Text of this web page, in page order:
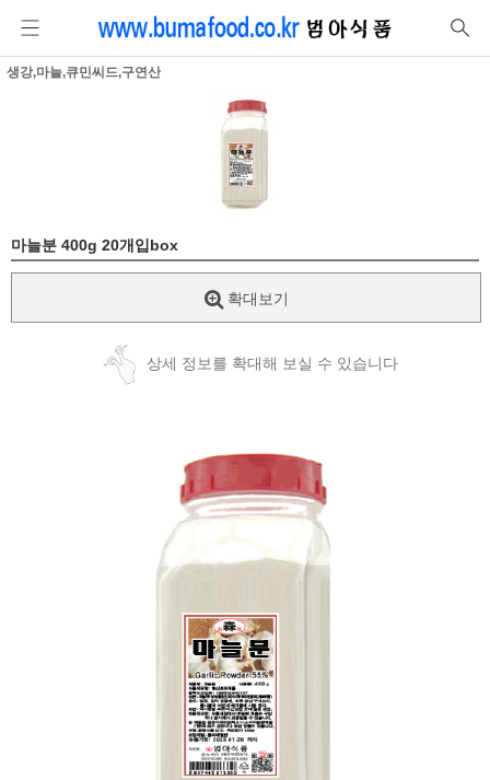
생강,마늘,큐민씨드,구연산
마늘분 400g 20개입box
확대보기
상세 정보를 확대해 보실 수 있습니다